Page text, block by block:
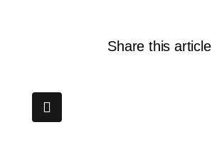
Share this article